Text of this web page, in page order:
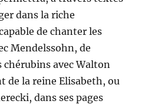
dans la riche
de chanter les
Mendelssohn, de
avec Walton
de la reine Elisabeth, ou
dans ses pages